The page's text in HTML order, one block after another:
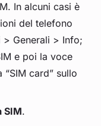
In alcuni casi è
del telefono
> Generali > Info;
e poi la voce
card” sullo
SIM.